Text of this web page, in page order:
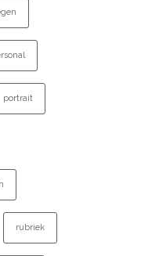
portrait
rubriek